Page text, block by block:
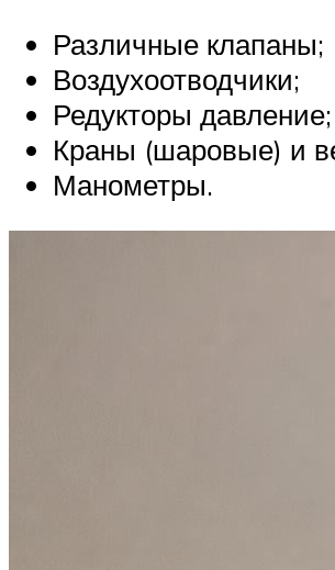
Различные клапаны;
Воздухоотводчики;
Редукторы давление;
Краны (шаровые) и
Манометры.